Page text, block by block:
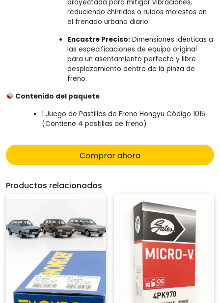
proyectada para mitigar vibraciones,
reduciendo chirridos o ruidos molestos en
el frenado urbano diario.
Encastre Preciso: Dimensiones idénticas a
las especificaciones de equipo original
para un asentamiento perfecto y libre
desplazamiento dentro de la pinza de
freno.
Contenido del paquete
1 Juego de Pastillas de Freno Hongyu Código 1015
(Contiene 4 pastillas de freno)
Comprar ahora
Productos relacionados